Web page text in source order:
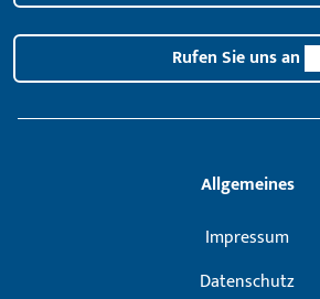
Rufen Sie uns an
Allgemeines
Impressum
Datenschutz